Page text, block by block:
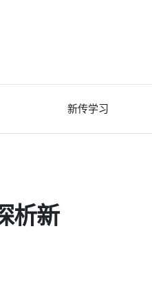
新传学习
析新